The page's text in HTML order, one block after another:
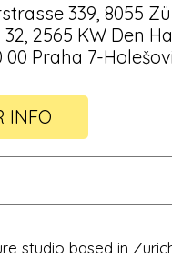
339, 8055
2565 KW Den
00 Praha 7-
INFO
studio based in